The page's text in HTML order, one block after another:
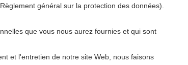
général sur la protection des données).
que vous nous aurez fournies et qui sont
et l'entretien de notre site Web, nous faisons